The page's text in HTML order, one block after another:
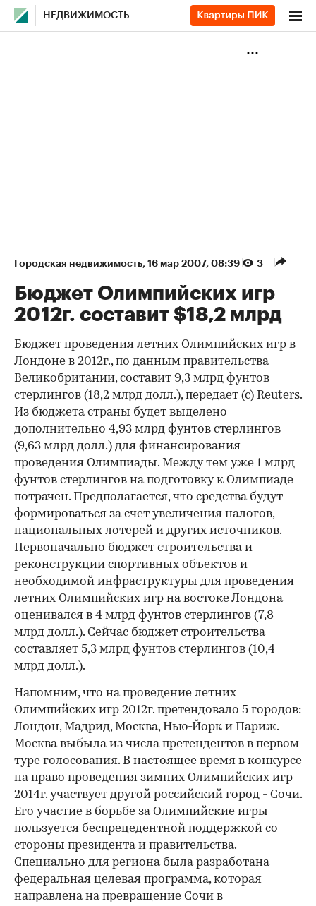
НЕДВИЖИМОСТЬ
Городская недвижимость⁠, 16 мар 2007, 08:39 3
Бюджет Олимпийских игр
2012г. составит $18,2 млрд
Бюджет проведения летних Олимпийских игр в
Лондоне в 2012г., по данным правительства
Великобритании, составит 9,3 млрд фунтов
стерлингов (18,2 млрд долл.), передает (с) Reuters.
Из бюджета страны будет выделено
дополнительно 4,93 млрд фунтов стерлингов
(9,63 млрд долл.) для финансирования
проведения Олимпиады. Между тем уже 1 млрд
фунтов стерлингов на подготовку к Олимпиаде
потрачен. Предполагается, что средства будут
формироваться за счет увеличения налогов,
национальных лотерей и других источников.
Первоначально бюджет строительства и
реконструкции спортивных объектов и
необходимой инфраструктуры для проведения
летних Олимпийских игр на востоке Лондона
оценивался в 4 млрд фунтов стерлингов (7,8
млрд долл.). Сейчас бюджет строительства
составляет 5,3 млрд фунтов стерлингов (10,4
млрд долл.).
Напомним, что на проведение летних
Олимпийских игр 2012г. претендовало 5 городов:
Лондон, Мадрид, Москва, Нью-Йорк и Париж.
Москва выбыла из числа претендентов в первом
туре голосования. В настоящее время в конкурсе
на право проведения зимних Олимпийских игр
2014г. участвует другой российский город - Сочи.
Его участие в борьбе за Олимпийские игры
пользуется беспрецедентной поддержкой со
стороны президента и правительства.
Специально для региона была разработана
федеральная целевая программа, которая
направлена на превращение Сочи в